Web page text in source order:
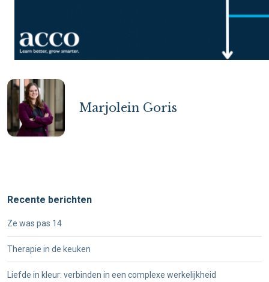
Marjolein Goris
Recente berichten
Ze was pas 14
Therapie in de keuken
Liefde in kleur: verbinden in een complexe werkelijkheid